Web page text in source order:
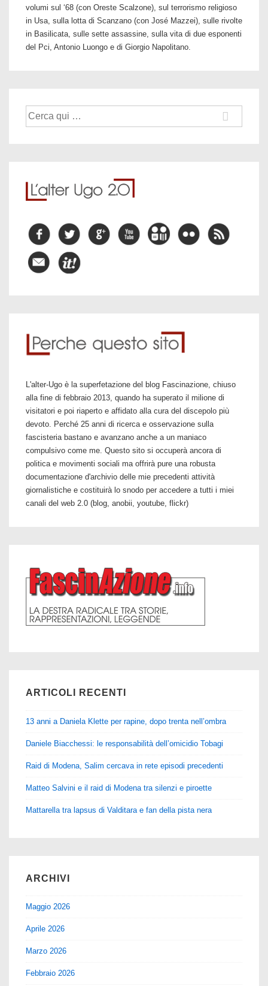
volumi sul ‘68 (con Oreste Scalzone), sul terrorismo religioso
in Usa, sulla lotta di Scanzano (con José Mazzei), sulle rivolte
in Basilicata, sulle sette assassine, sulla vita di due esponenti
del Pci, Antonio Luongo e di Giorgio Napolitano.
Cerca:
L'alter-Ugo è la superfetazione del blog Fascinazione, chiuso
alla fine di febbraio 2013, quando ha superato il milione di
visitatori e poi riaperto e affidato alla cura del discepolo più
devoto. Perché 25 anni di ricerca e osservazione sulla
fascisteria bastano e avanzano anche a un maniaco
compulsivo come me. Questo sito si occuperà ancora di
politica e movimenti sociali ma offrirà pure una robusta
documentazione d'archivio delle mie precedenti attività
giornalistiche e costituirà lo snodo per accedere a tutti i miei
canali del web 2.0 (blog, anobii, youtube, flickr)
ARTICOLI RECENTI
13 anni a Daniela Klette per rapine, dopo trenta nell’ombra
Daniele Biacchessi: le responsabilità dell’omicidio Tobagi
Raid di Modena, Salim cercava in rete episodi precedenti
Matteo Salvini e il raid di Modena tra silenzi e piroette
Mattarella tra lapsus di Valditara e fan della pista nera
ARCHIVI
Maggio 2026
Aprile 2026
Marzo 2026
Febbraio 2026